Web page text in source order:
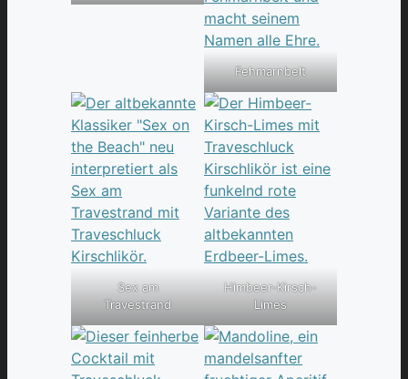
Fehmarnbelt
Sex am
Travestrand
Himbeer-Kirsch-
Limes